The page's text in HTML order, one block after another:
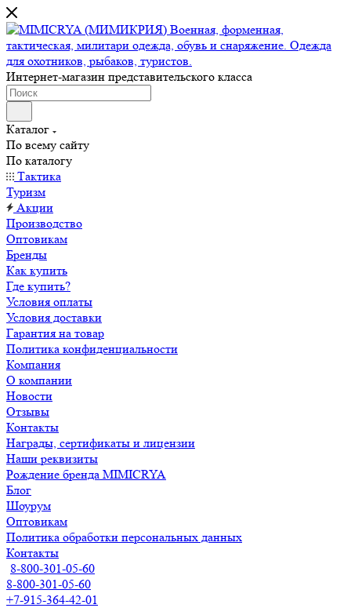
Интернет-магазин представительского класса
Каталог
По всему сайту
По каталогу
Тактика
Туризм
Акции
Производство
Оптовикам
Бренды
Как купить
Где купить?
Условия оплаты
Условия доставки
Гарантия на товар
Политика конфиденциальности
Компания
О компании
Новости
Отзывы
Контакты
Награды, сертификаты и лицензии
Наши реквизиты
Рождение бренда MIMICRYA
Блог
Шоурум
Оптовикам
Политика обработки персональных данных
Контакты
8-800-301-05-60
8-800-301-05-60
+7-915-364-42-01